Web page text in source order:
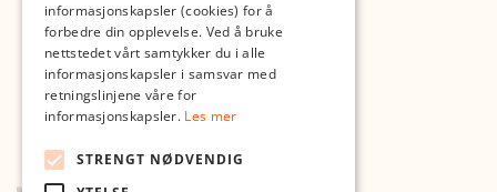
informasjonskapsler (cookies) for å
forbedre din opplevelse. Ved å bruke
nettstedet vårt samtykker du i alle
informasjonskapsler i samsvar med
retningslinjene våre for
informasjonskapsler. Les mer
STRENGT NØDVENDIG